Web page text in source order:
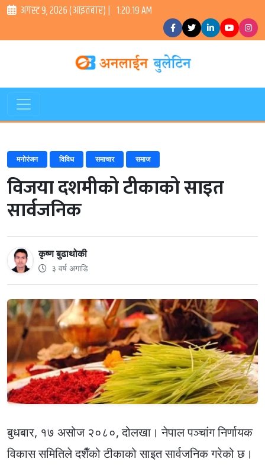
अगस्ट ९, २०२६ (आइतबार) | 1:20:20 AM
मनोरंजन विविध समाचार समाज
विजया दशमीको टीकाको साइत
सार्वजनिक
कृष्ण बुढाथोकी
३ वर्ष अगाडि
बुधबार, १७ असोज २०८०, दोलखा। नेपाल पञ्चांग निर्णायक
विकास समितिले दशैँको टीकाको साइत सार्वजनिक गरेको छ।